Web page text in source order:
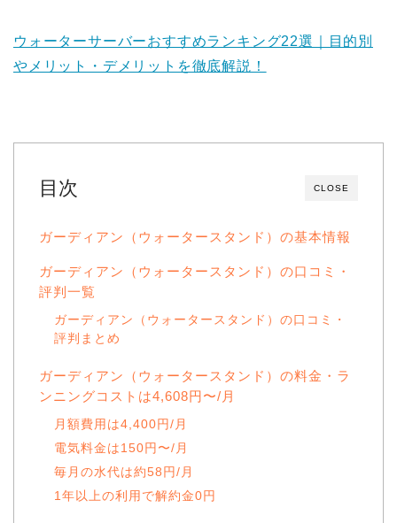
ウォーターサーバーおすすめランキング22選｜目的別
やメリット・デメリットを徹底解説！
CLOSE
目次
ガーディアン（ウォータースタンド）の基本情報
ガーディアン（ウォータースタンド）の口コミ・
評判一覧
ガーディアン（ウォータースタンド）の口コミ・
評判まとめ
ガーディアン（ウォータースタンド）の料金・ラ
ンニングコストは4,608円〜/月
月額費用は4,400円/月
電気料金は150円〜/月
毎月の水代は約58円/月
1年以上の利用で解約金0円